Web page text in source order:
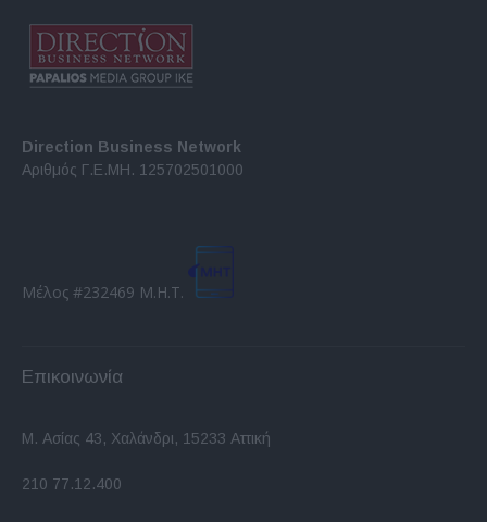
Direction Business Network
Αριθμός Γ.Ε.ΜΗ. 125702501000
Μέλος #232469 Μ.Η.Τ.
Επικοινωνία
Μ. Ασίας 43, Χαλάνδρι, 15233 Αττική
210 77.12.400